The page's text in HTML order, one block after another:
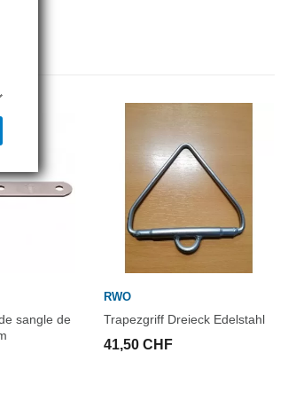
sangle de
RWO
Trapezgriff Dreieck Edelstahl
41,50 CHF